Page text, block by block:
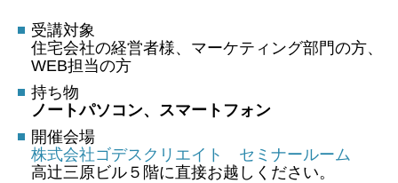
受講対象
住宅会社の経営者様、マーケティング部門の方、
WEB担当の方
持ち物
ノートパソコン、スマートフォン
開催会場
株式会社ゴデスクリエイト セミナールーム
高辻三原ビル５階に直接お越しください。